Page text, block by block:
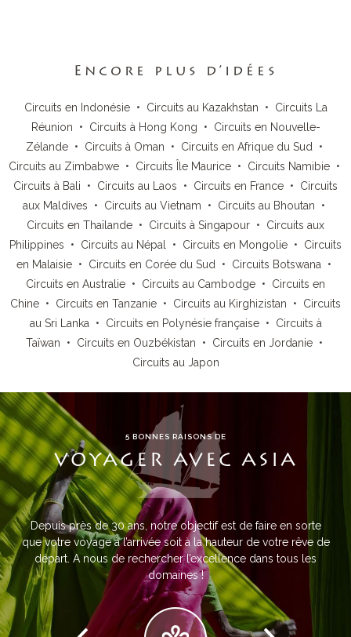
Encore plus d’idées
Circuits en Indonésie• Circuits au Kazakhstan • Circuits La
Réunion • Circuits à Hong Kong • Circuits en Nouvelle-
Zélande• Circuits à Oman • Circuits en Afrique du Sud •
Circuits au Zimbabwe• Circuits Île Maurice• Circuits Namibie•
Circuits à Bali • Circuits au Laos • Circuits en France • Circuits
aux Maldives • Circuits au Vietnam • Circuits au Bhoutan •
Circuits en Thaïlande • Circuits à Singapour • Circuits aux
Philippines • Circuits au Népal • Circuits en Mongolie • Circuits
en Malaisie • Circuits en Corée du Sud • Circuits Botswana •
Circuits en Australie • Circuits au Cambodge • Circuits en
Chine • Circuits en Tanzanie • Circuits au Kirghizistan • Circuits
au Sri Lanka • Circuits en Polynésie française• Circuits à
Taïwan • Circuits en Ouzbékistan • Circuits en Jordanie•
Circuits au Japon
5 BONNES RAISONS DE
VOYAGER AVEC ASIA
Depuis près de 30 ans, notre objectif est de faire en sorte
que votre voyage à l’arrivée soit à la hauteur de votre rêve de
départ. A nous de rechercher l’excellence dans tous les
domaines !